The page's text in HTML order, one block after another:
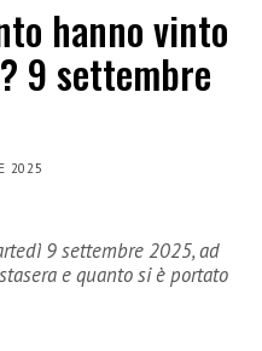
hanno vinto
9 settembre
2025
9 settembre 2025, ad
e quanto si è portato